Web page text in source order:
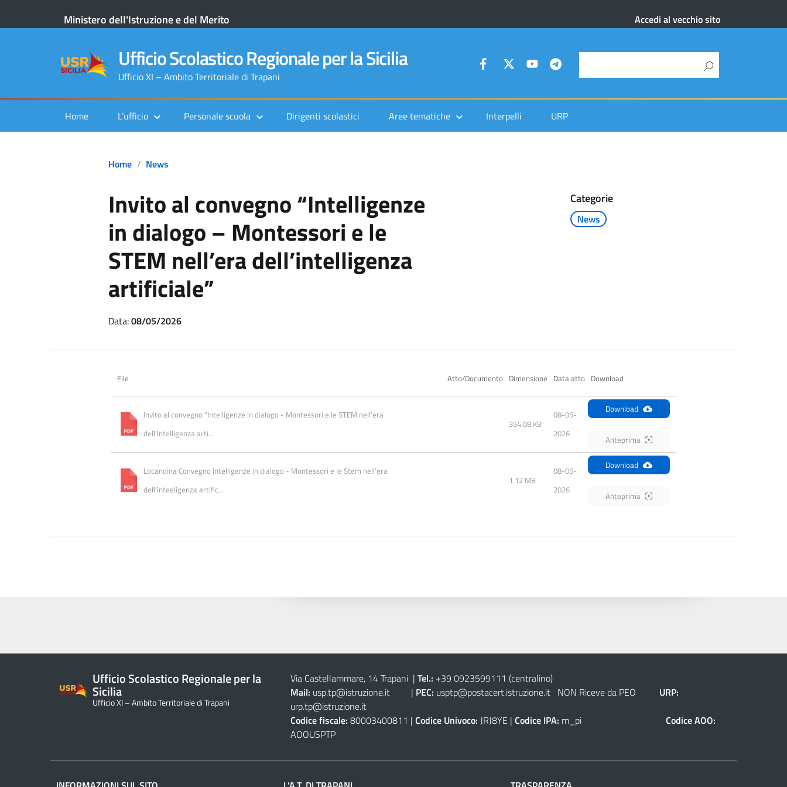
Ministero dell'Istruzione e del Merito Accedi al vecchio sito
Ufficio Scolastico Regionale per la Sicilia
Ufficio XI – Ambito Territoriale di Trapani
Home L’ufficio Personale scuola Dirigenti scolastici Aree tematiche Interpelli URP
Home News
Invito al convegno “Intelligenze
in dialogo – Montessori e le
STEM nell’era dell’intelligenza
artificiale”
Categorie
News
Data:08/05/2026
File Atto/Documento Dimensione Data atto Download
Invito al convegno “Intelligenze in dialogo - Montessori e le STEM nell'era
dell'intelligenza arti...
354.08 KB
08-05-
2026
Download
Anteprima
Locandina Convegno Intelligenze in dialogo - Montessori e le Stem nell'era
dell'inteeligenza artific...
1.12 MB
08-05-
2026
Download
Anteprima
Ufficio Scolastico Regionale per la
Sicilia
Ufficio XI – Ambito Territoriale di Trapani
Via Castellammare, 14 Trapani | Tel.: +39 0923599111 (centralino)
Mail: usp.tp@istruzione.it| PEC: usptp@postacert.istruzione.itNON Riceve da PEO URP:
urp.tp@istruzione.it
Codice fiscale: 80003400811 | Codice Univoco: JRJ8YE | Codice IPA: m_pi Codice AOO:
AOOUSPTP